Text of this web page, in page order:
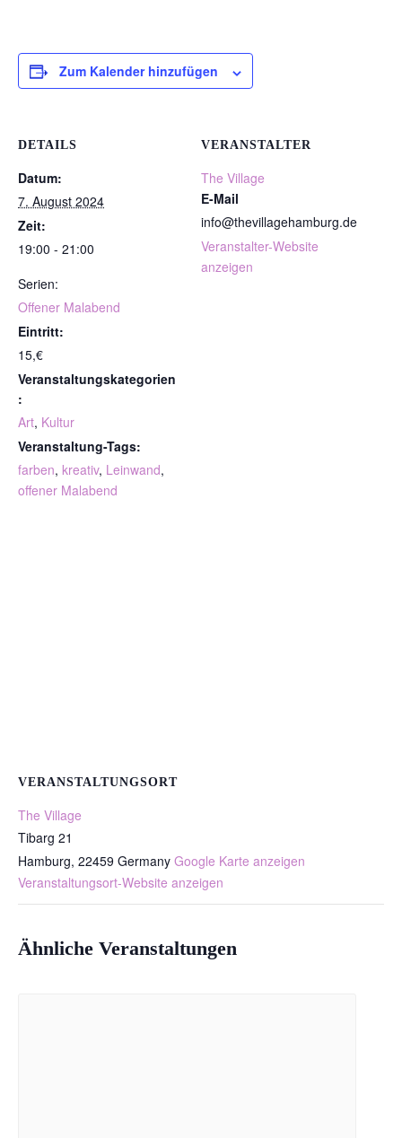
Zum Kalender hinzufügen
DETAILS
Datum:
7. August 2024
Zeit:
19:00 - 21:00
Serien:
Offener Malabend
Eintritt:
15,€
Veranstaltungskategorien
:
Art, Kultur
Veranstaltung-Tags:
farben, kreativ, Leinwand,
offener Malabend
VERANSTALTER
The Village
E-Mail
info@thevillagehamburg.de
Veranstalter-Website
anzeigen
VERANSTALTUNGSORT
The Village
Tibarg 21
Hamburg, 22459 Germany Google Karte anzeigen
Veranstaltungsort-Website anzeigen
Ähnliche Veranstaltungen